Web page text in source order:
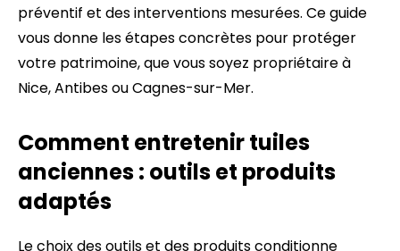
préventif et des interventions mesurées. Ce guide
vous donne les étapes concrètes pour protéger
votre patrimoine, que vous soyez propriétaire à
Nice, Antibes ou Cagnes-sur-Mer.
Comment entretenir tuiles
anciennes : outils et produits
adaptés
Le choix des outils et des produits conditionne